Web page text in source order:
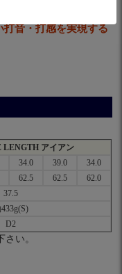
音・打感を実現する
LENGTH アイアン
34.0 39.0
34.0
62.5 62.5
62.0
37.5
D2
い。